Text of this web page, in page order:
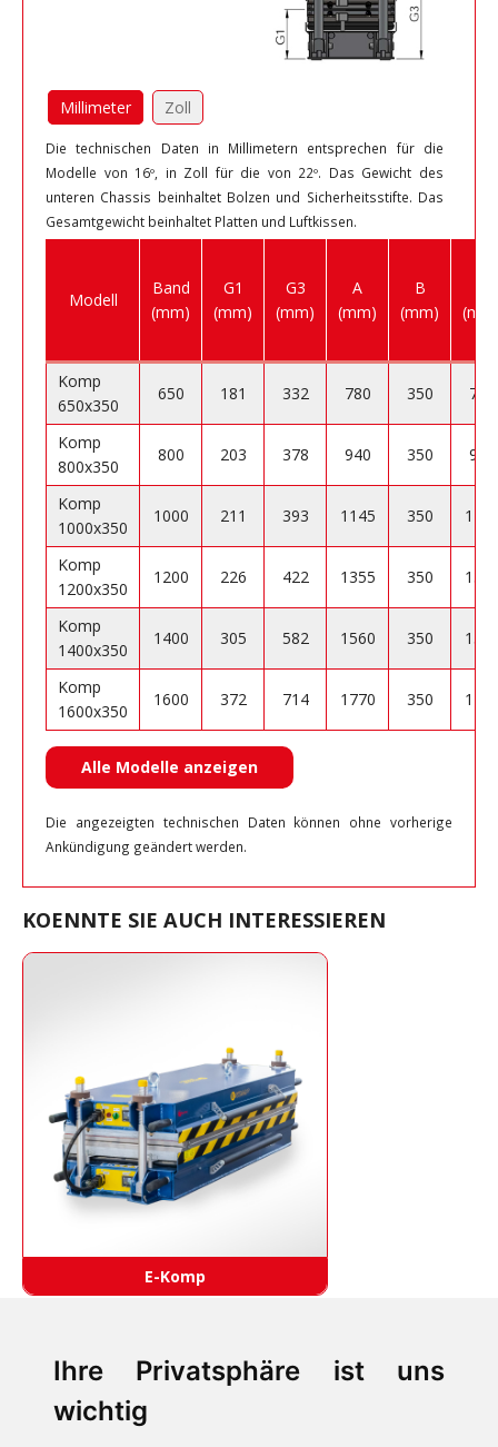
Ihre Privatsphäre ist uns
wichtig
Millimeter Zoll
Die technischen Daten in Millimetern entsprechen für die
Modelle von 16º, in Zoll für die von 22º. Das Gewicht des
unteren Chassis beinhaltet Bolzen und Sicherheitsstifte. Das
Gesamtgewicht beinhaltet Platten und Luftkissen.
Modell
Band
(mm)
G1
(mm)
G3
(mm)
A
(mm)
B
(mm)
Komp
650x350
650 181 332 780 350 750
Komp
800x350
800 203 378 940 350 904
Komp
1000x350
1000 211 393 1145 350
Komp
1200x350
1200 226 422 1355 350
Komp
1400x350
1400 305 582 1560 350
Komp
1600x350
1600 372 714 1770 350
Alle Modelle anzeigen
Die angezeigten technischen Daten können ohne vorherige
Ankündigung geändert werden.
KOENNTE SIE AUCH INTERESSIEREN
E-Komp